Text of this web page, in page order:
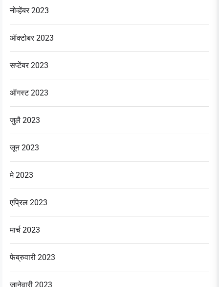
नोव्हेंबर 2023
ऑक्टोबर 2023
सप्टेंबर 2023
ऑगस्ट 2023
जुलै 2023
जून 2023
मे 2023
एप्रिल 2023
मार्च 2023
फेब्रुवारी 2023
जानेवारी 2023